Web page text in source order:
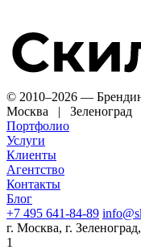
© 2010–2026 —
Москва | Зеленоград
Портфолио
Услуги
Клиенты
Агентство
Контакты
Блог
+7 495 641-84-89
г. Москва, г.
1